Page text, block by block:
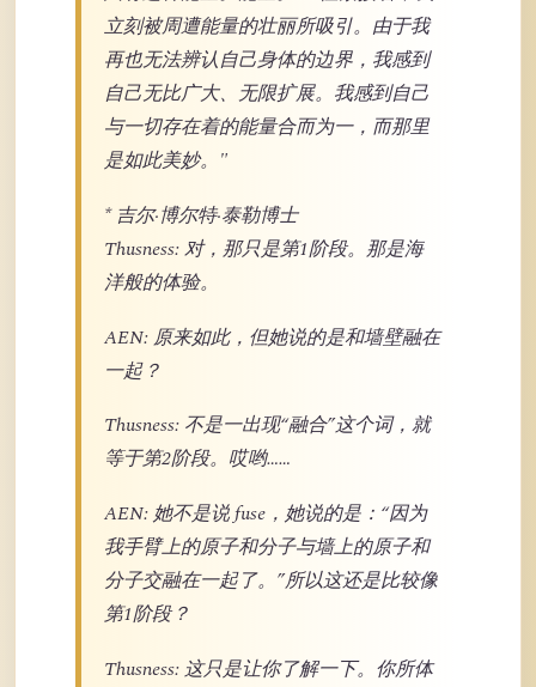
立刻被周遭能量的壮丽所吸引。由于我
再也无法辨认自己身体的边界，我感到
自己无比广大、无限扩展。我感到自己
与一切存在着的能量合而为一，而那里
是如此美妙。"
* 吉尔·博尔特·泰勒博士
Thusness: 对，那只是第1阶段。那是海
洋般的体验。
AEN: 原来如此，但她说的是和墙壁融在
一起？
Thusness: 不是一出现“融合”这个词，就
等于第2阶段。哎哟……
AEN: 她不是说 fuse，她说的是：“因为
我手臂上的原子和分子与墙上的原子和
分子交融在一起了。”所以这还是比较像
第1阶段？
Thusness: 这只是让你了解一下。你所体